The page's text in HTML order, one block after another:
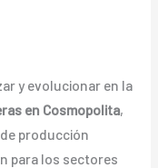
y evolucionar en la
en Cosmopolita,
producción
para los sectores